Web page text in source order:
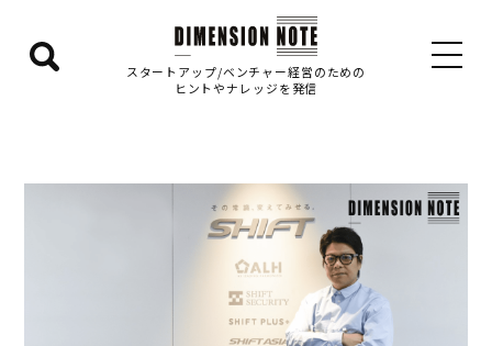
検
を
スタートアップ/ベンチャー経営のための
ヒントやナレッジを発信